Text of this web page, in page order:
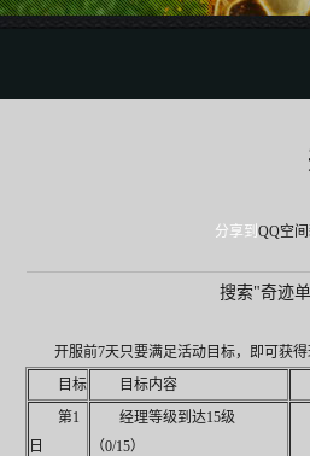
分享到 QQ空间
搜索"奇迹
开服前7天只要满足活动目标，即可获
目标
目标内容
第1
日
经理等级到达15级
（0/15）